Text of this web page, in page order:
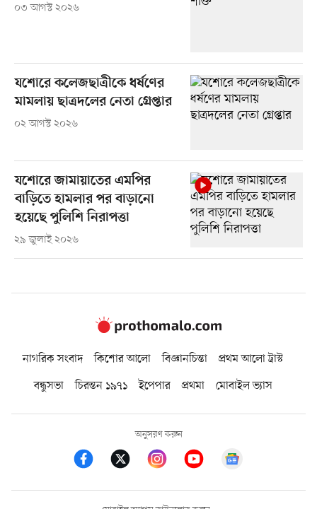
০৩ আগস্ট ২০২৬
যশোরে কলেজছাত্রীকে ধর্ষণের
মামলায় ছাত্রদলের নেতা গ্রেপ্তার
০২ আগস্ট ২০২৬
যশোরে জামায়াতের এমপির
বাড়িতে হামলার পর বাড়ানো
হয়েছে পুলিশি নিরাপত্তা
২৯ জুলাই ২০২৬
নাগরিক সংবাদ কিশোর আলো বিজ্ঞানচিন্তা
প্রথম আলো ট্রাস্ট
বন্ধুসভা
চিরন্তন ১৯৭১ ইপেপার প্রথমা মোবাইল ভ্যাস
অনুসরণ করুন